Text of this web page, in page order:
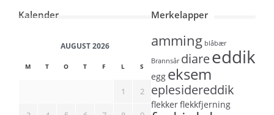
Kalender
AUGUST 2026
M T O T F L S
1 2
Merkelapper
amming blåbær
Brannsår diareeddik
egg eksem
eplesidereddik
flekkerflekkfjerning